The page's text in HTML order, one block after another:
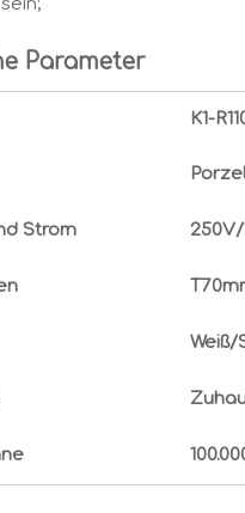
Parameter
K1-
Strom 250V/